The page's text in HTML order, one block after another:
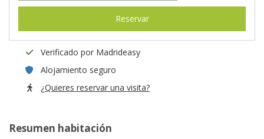
Reservar
Verificado por Madrideasy
Alojamiento seguro
¿Quieres reservar una visita?
Resumen habitación